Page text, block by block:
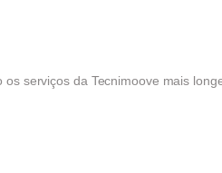
serviços da Tecnimoove mais